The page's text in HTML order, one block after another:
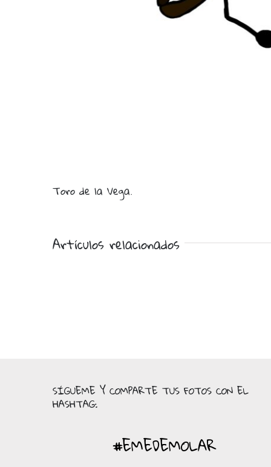
Toro de la Vega.
Artículos relacionados
SÍGUEME Y COMPARTE TUS FOTOS CON EL
HASHTAG:
#EMEDEMOLAR